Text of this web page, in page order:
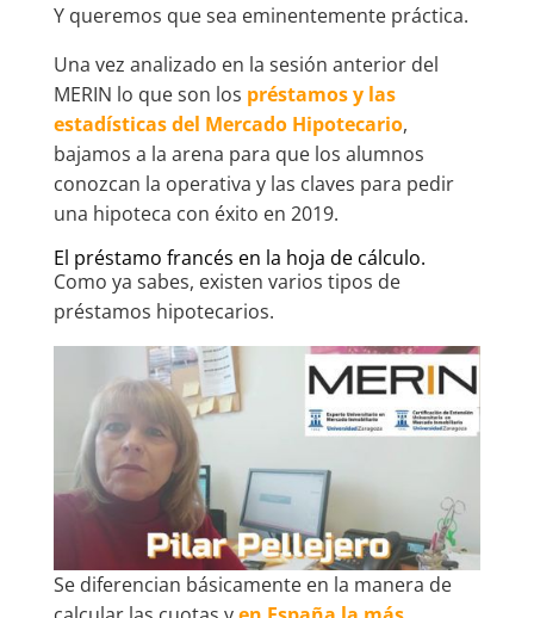
Y queremos que sea eminentemente práctica.
Una vez analizado en la sesión anterior del
MERIN lo que son los préstamos y las
estadísticas del Mercado Hipotecario,
bajamos a la arena para que los alumnos
conozcan la operativa y las claves para pedir
una hipoteca con éxito en 2019.
El préstamo francés en la hoja de cálculo.
Como ya sabes, existen varios tipos de
préstamos hipotecarios.
Se diferencian básicamente en la manera de